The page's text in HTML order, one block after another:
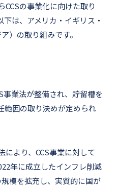
CCSの事業化に向けた取り
は、アメリカ・イギリス・
）の取り組みです。
事業法が整備され、貯留槽を
範囲の取り決めが定められ
により、CCS事業に対して
年に成立したインフレ削減
模を拡充し、実質的に国が